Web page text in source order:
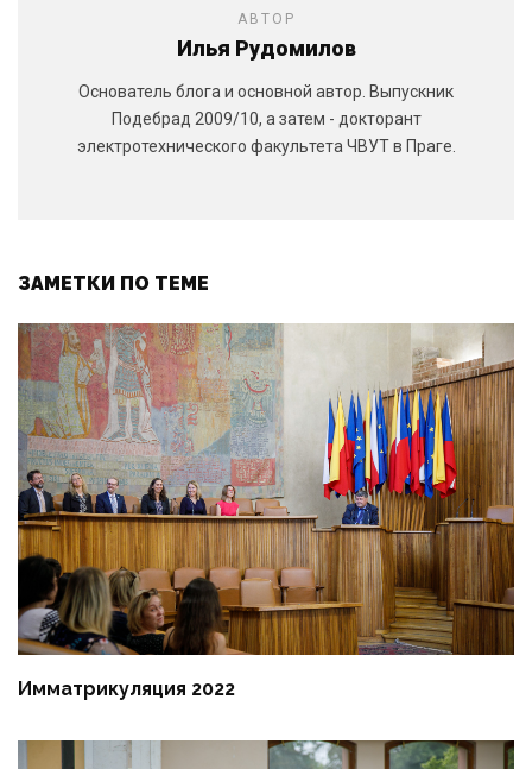
АВТОР
Илья Рудомилов
Основатель блога и основной автор. Выпускник
Подебрад 2009/10, а затем - докторант
электротехнического факультета ЧВУТ в Праге.
ЗАМЕТКИ ПО ТЕМЕ
Имматрикуляция 2022